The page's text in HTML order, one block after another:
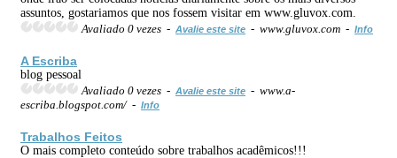
assuntos, gostariamos que nos fossem visitar em www.gluvox.com.
Avaliado 0 vezes - Avalie este site - www.gluvox.com - Info
A Escriba
blog pessoal
Avaliado 0 vezes - Avalie este site - www.a-
escriba.blogspot.com/ - Info
Trabalhos Feitos
O mais completo conteúdo sobre trabalhos acadêmicos!!!